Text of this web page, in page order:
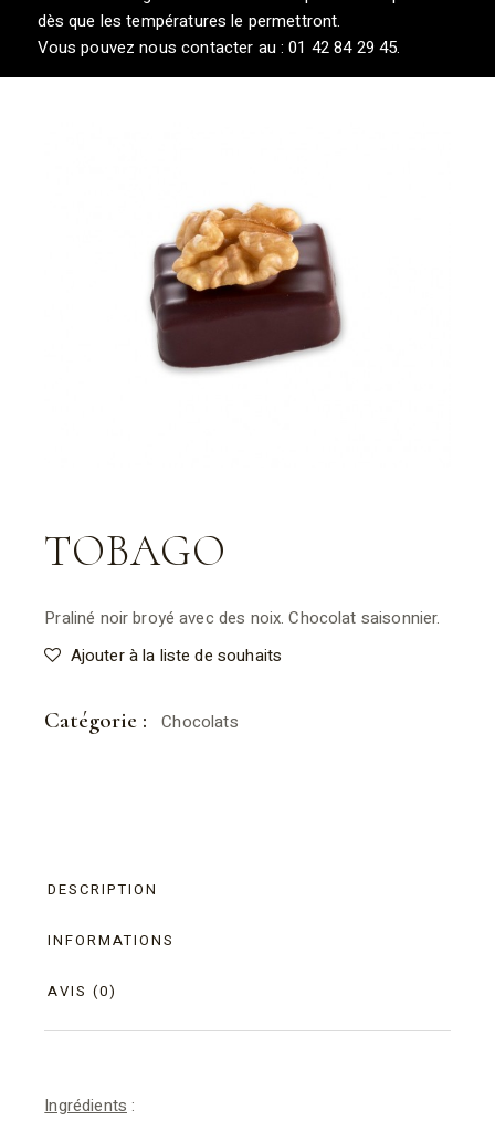
dès que les températures le permettront.
Vous pouvez nous contacter au : 01 42 84 29 45.
TOBAGO
Praliné noir broyé avec des noix. Chocolat saisonnier.
Ajouter à la liste de souhaits
Catégorie : Chocolats
DESCRIPTION
INFORMATIONS
AVIS (0)
Ingrédients :